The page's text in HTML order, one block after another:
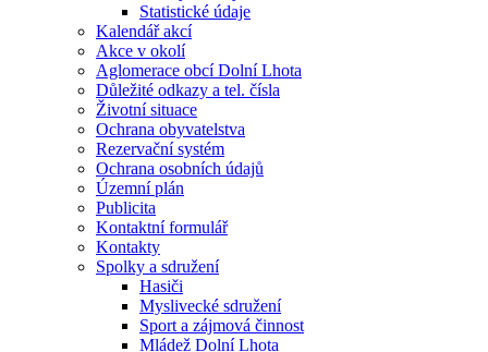
Statistické údaje
Kalendář akcí
Akce v okolí
Aglomerace obcí Dolní Lhota
Důležité odkazy a tel. čísla
Životní situace
Ochrana obyvatelstva
Rezervační systém
Ochrana osobních údajů
Územní plán
Publicita
Kontaktní formulář
Kontakty
Spolky a sdružení
Hasiči
Myslivecké sdružení
Sport a zájmová činnost
Mládež Dolní Lhota